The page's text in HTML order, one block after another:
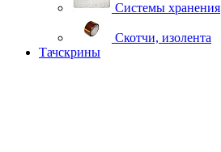
Системы хранения
Скотчи, изолента
Тачскрины